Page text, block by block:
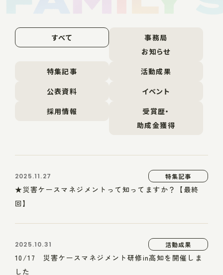
すべて
事務局
お知らせ
特集記事
活動成果
公表資料
イベント
採用情報
受賞歴・
助成金獲得
2025.11.27 特集記事
★災害ケースマネジメントって知ってますか？【最終
回】
2025.10.31 活動成果
10/17 災害ケースマネジメント研修in高知を開催しま
した